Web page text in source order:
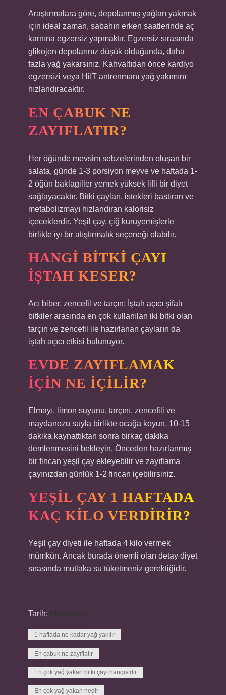
Araştırmalara göre, depolanmış yağları yakmak
için ideal zaman, sabahın erken saatlerinde aç
karnına egzersiz yapmaktır. Egzersiz sırasında
glikojen depolarınız düşük olduğunda, daha
fazla yağ yakarsınız. Kahvaltıdan önce kardiyo
egzersizi veya HiIT antrenmanı yağ yakımını
hızlandıracaktır.
EN ÇABUK NE
ZAYIFLATIR?
Her öğünde mevsim sebzelerinden oluşan bir
salata, günde 1-3 porsiyon meyve ve haftada 1-
2 öğün baklagiller yemek yüksek lifli bir diyet
sağlayacaktır. Bitki çayları, istekleri bastıran ve
metabolizmayı hızlandıran kalorisiz
içeceklerdir. Yeşil çay, çiğ kuruyemişlerle
birlikte iyi bir atıştırmalık seçeneği olabilir.
HANGI BITKI ÇAYI
IŞTAH KESER?
Acı biber, zencefil ve tarçın: İştah açıcı şifalı
bitkiler arasında en çok kullanılan iki bitki olan
tarçın ve zencefil ile hazırlanan çayların da
iştah açıcı etkisi bulunuyor.
EVDE ZAYIFLAMAK
IÇIN NE IÇILIR?
Elmayı, limon suyunu, tarçını, zencefili ve
maydanozu suyla birlikte ocağa koyun. 10-15
dakika kaynattıktan sonra birkaç dakika
demlenmesini bekleyin. Önceden hazırlanmış
bir fincan yeşil çay ekleyebilir ve zayıflama
çayınızdan günlük 1-2 fincan içebilirsiniz.
YEŞIL ÇAY 1 HAFTADA
KAÇ KILO VERDIRIR?
Yeşil çay diyeti ile haftada 4 kilo vermek
mümkün. Ancak burada önemli olan detay diyet
sırasında mutlaka su tüketmeniz gerektiğidir.
Tarih:
1 haftada ne kadar yağ yakılır
En çabuk ne zayıflatır
En çok yağ yakan bitki çayı hangisidir
En çok yağ yakan nedir